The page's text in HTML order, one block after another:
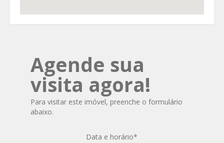
Agende sua
visita agora!
Para visitar este imóvel, preenche o formulário
abaixo.
Data e horário*